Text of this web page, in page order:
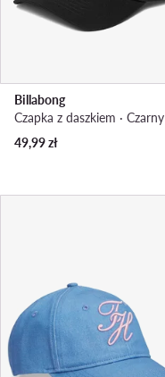
Billabong
Czapka z daszkiem · Czarny
49,99zł